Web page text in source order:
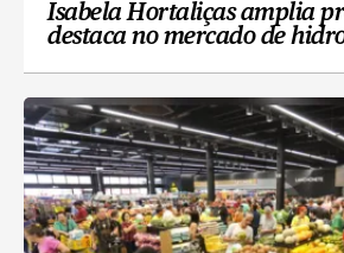
Isabela Hortaliças amplia
destaca no mercado de